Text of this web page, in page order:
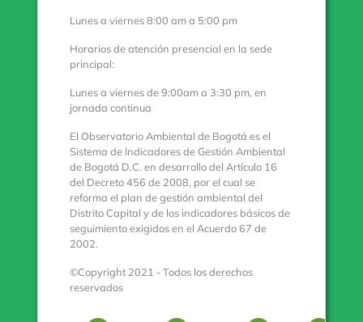
Lunes a viernes 8:00 am a 5:00 pm
Horarios de atención presencial en la sede
principal:
Lunes a viernes de 9:00am a 3:30 pm, en
jornada continua
El Observatorio Ambiental de Bogotá es el
Sistema de Indicadores de Gestión Ambiental
de Bogotá D.C. en desarrollo del Artículo 16
del Decreto 456 de 2008, por el cual se
reforma el plan de gestión ambiental del
Distrito Capital y de los indicadores básicos de
seguimiento exigidos en el Acuerdo 67 de
2002.
©Copyright 2021 - Todos los derechos
reservados